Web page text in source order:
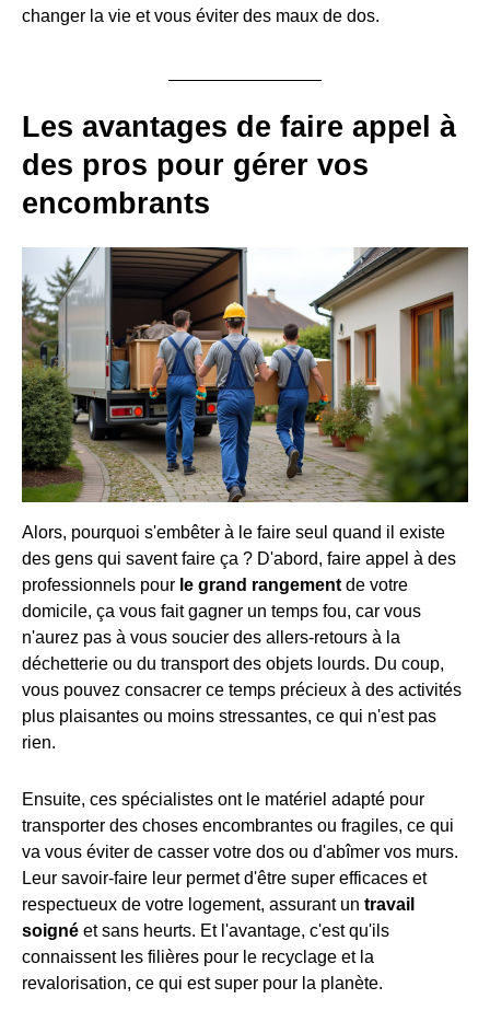
changer la vie et vous éviter des maux de dos.
Les avantages de faire appel à
des pros pour gérer vos
encombrants
Alors, pourquoi s'embêter à le faire seul quand il existe
des gens qui savent faire ça ? D'abord, faire appel à des
professionnels pour le grand rangement de votre
domicile, ça vous fait gagner un temps fou, car vous
n'aurez pas à vous soucier des allers-retours à la
déchetterie ou du transport des objets lourds. Du coup,
vous pouvez consacrer ce temps précieux à des activités
plus plaisantes ou moins stressantes, ce qui n'est pas
rien.
Ensuite, ces spécialistes ont le matériel adapté pour
transporter des choses encombrantes ou fragiles, ce qui
va vous éviter de casser votre dos ou d'abîmer vos murs.
Leur savoir-faire leur permet d'être super efficaces et
respectueux de votre logement, assurant un travail
soigné et sans heurts. Et l'avantage, c'est qu'ils
connaissent les filières pour le recyclage et la
revalorisation, ce qui est super pour la planète.